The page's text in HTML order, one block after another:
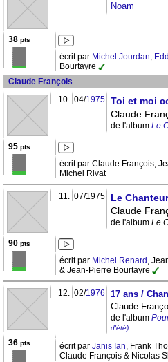
Noam
38 pts
écrit par Michel Jourdan,
Bourtayre
Claude François
10. 04/1975 Toi et moi
Claude
de l'album Le
95 pts
écrit par Claude François,
Michel Rivat
11. 07/1975
Le
Claude
de l'album Le
90 pts
écrit par Michel Renard ,
& Jean-Pierre Bourtayre
12. 02/1976
17 ans /
Claude
de l'album
d'été)
36 pts écrit par Janis Ian, Frank
Claude François & Nicolas